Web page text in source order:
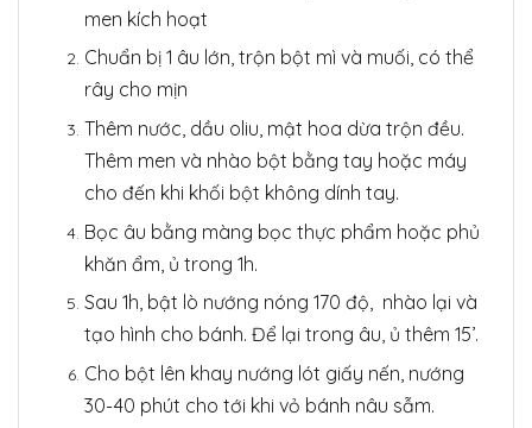
men kích hoạt
Chuẩn bị 1 âu lớn, trộn bột mì và muối, có thể
rây cho mịn
Thêm nước, dầu oliu, mật hoa dừa trộn đều.
Thêm men và nhào bột bằng tay hoặc máy
cho đến khi khối bột không dính tay.
Bọc âu bằng màng bọc thực phẩm hoặc phủ
khăn ẩm, ủ trong 1h.
Sau 1h, bật lò nướng nóng 170 độ, nhào lại và
tạo hình cho bánh. Để lại trong âu, ủ thêm 15’.
Cho bột lên khay nướng lót giấy nến, nướng
30-40 phút cho tới khi vỏ bánh nâu sẫm.